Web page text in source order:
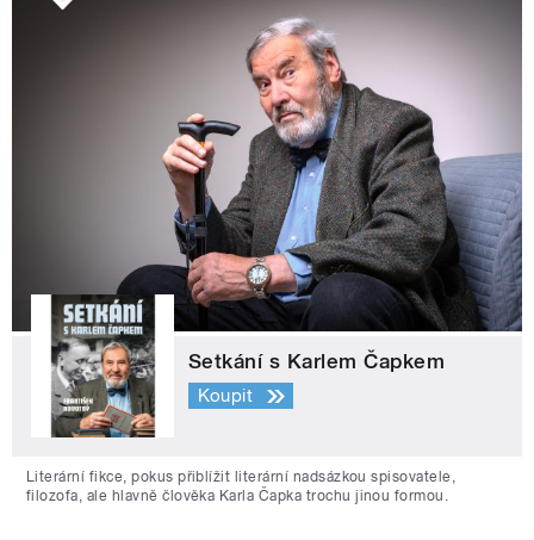
Setkání s Karlem Čapkem
Koupit
Literární fikce, pokus přiblížit literární nadsázkou spisovatele,
filozofa, ale hlavně člověka Karla Čapka trochu jinou formou.